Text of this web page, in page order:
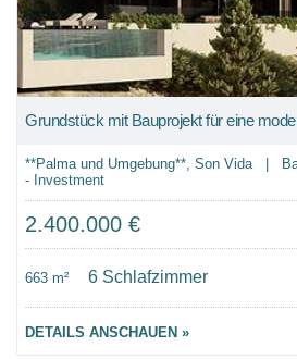
Grundstück mit Bauprojekt für eine
**Palma und Umgebung**, Son Vida |
- Investment
2.400.000 €
663 m² 6 Schlafzimmer
DETAILS ANSCHAUEN »